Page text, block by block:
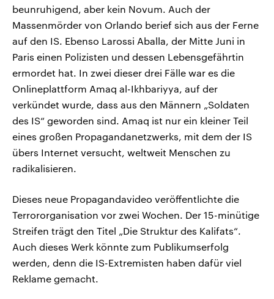
beunruhigend, aber kein Novum. Auch der
Massenmörder von Orlando berief sich aus der Ferne
auf den IS. Ebenso Larossi Aballa, der Mitte Juni in
Paris einen Polizisten und dessen Lebensgefährtin
ermordet hat. In zwei dieser drei Fälle war es die
Onlineplattform Amaq al-Ikhbariyya, auf der
verkündet wurde, dass aus den Männern „Soldaten
des IS“ geworden sind. Amaq ist nur ein kleiner Teil
eines großen Propagandanetzwerks, mit dem der IS
übers Internet versucht, weltweit Menschen zu
radikalisieren.
Dieses neue Propagandavideo veröffentlichte die
Terrororganisation vor zwei Wochen. Der 15-minütige
Streifen trägt den Titel „Die Struktur des Kalifats“.
Auch dieses Werk könnte zum Publikumserfolg
werden, denn die IS-Extremisten haben dafür viel
Reklame gemacht.